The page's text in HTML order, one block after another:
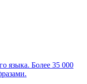
языка. Более 35 000